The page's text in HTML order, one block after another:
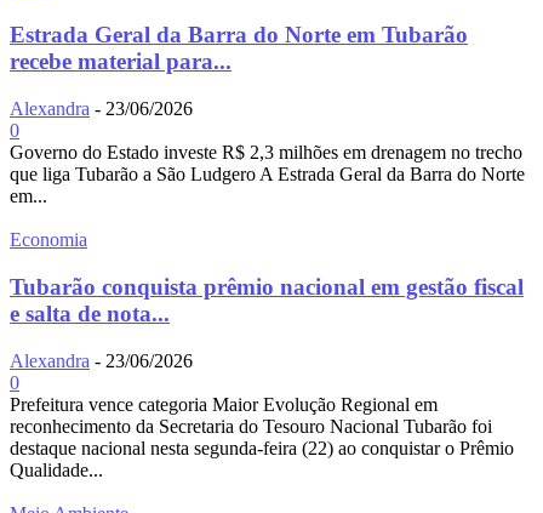
Estrada Geral da Barra do Norte em Tubarão
recebe material para...
Alexandra - 23/06/2026
0
Governo do Estado investe R$ 2,3 milhões em drenagem no trecho
que liga Tubarão a São Ludgero A Estrada Geral da Barra do Norte
em...
Economia
Tubarão conquista prêmio nacional em gestão fiscal
e salta de nota...
Alexandra - 23/06/2026
0
Prefeitura vence categoria Maior Evolução Regional em
reconhecimento da Secretaria do Tesouro Nacional Tubarão foi
destaque nacional nesta segunda-feira (22) ao conquistar o Prêmio
Qualidade...